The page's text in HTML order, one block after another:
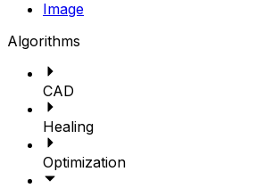
Image
Algorithms
CAD
Healing
Optimization